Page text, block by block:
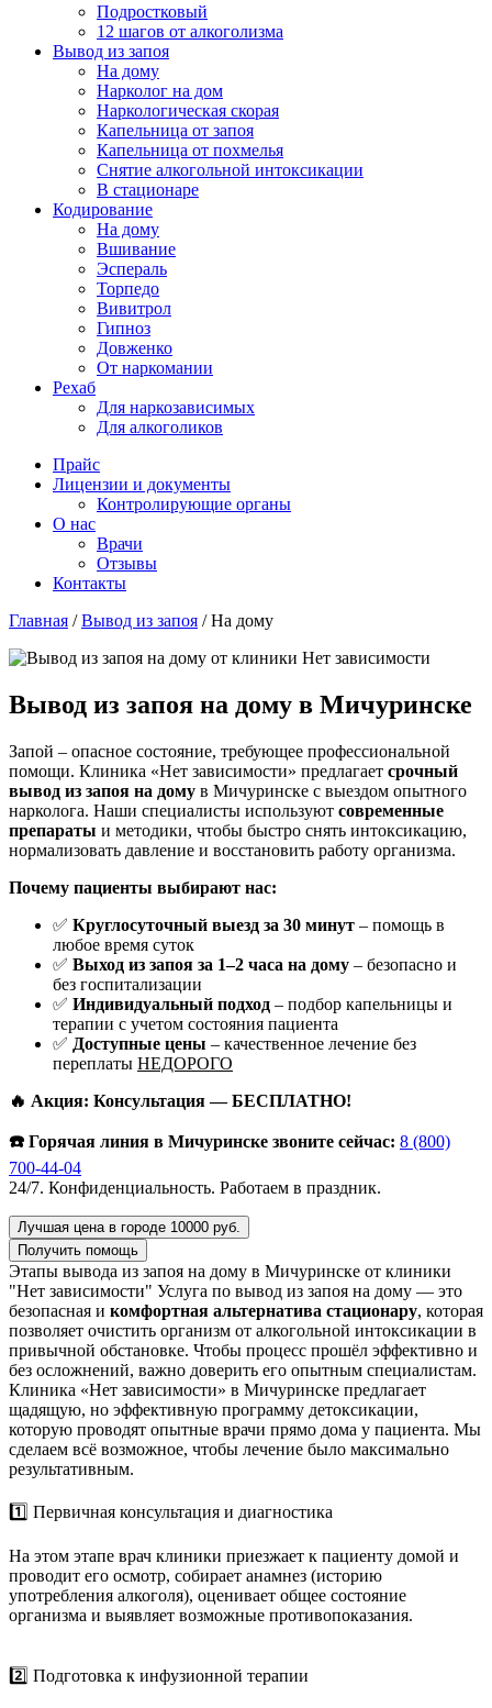
Подростковый
12 шагов от алкоголизма
Вывод из запоя
На дому
Нарколог на дом
Наркологическая скорая
Капельница от запоя
Капельница от похмелья
Снятие алкогольной интоксикации
В стационаре
Кодирование
На дому
Вшивание
Эспераль
Торпедо
Вивитрол
Гипноз
Довженко
От наркомании
Рехаб
Для наркозависимых
Для алкоголиков
Прайс
Лицензии и документы
Контролирующие органы
О нас
Врачи
Отзывы
Контакты
Главная /Вывод из запоя /На дому
Вывод из запоя на дому в Мичуринске
Запой – опасное состояние, требующее профессиональной
помощи. Клиника «Нет зависимости» предлагает срочный
вывод из запоя на дому в Мичуринске с выездом опытного
нарколога. Наши специалисты используют современные
препараты и методики, чтобы быстро снять интоксикацию,
нормализовать давление и восстановить работу организма.
Почему пациенты выбирают нас:
✅ Круглосуточный выезд за 30 минут – помощь в
любое время суток
✅ Выход из запоя за 1–2 часа на дому – безопасно и
без госпитализации
✅ Индивидуальный подход – подбор капельницы и
терапии с учетом состояния пациента
✅ Доступные цены – качественное лечение без
переплаты НЕДОРОГО
🔥 Акция: Консультация — БЕСПЛАТНО!
☎️ Горячая линия в Мичуринске звоните сейчас: 8 (800)
700-44-04
24/7. Конфиденциальность. Работаем в праздник.
Лучшая цена в городе 10000 руб.
Получить помощь
Этапы вывода из запоя на дому в Мичуринске от клиники
"Нет зависимости" Услуга по вывод из запоя на дому — это
безопасная и комфортная альтернатива стационару, которая
позволяет очистить организм от алкогольной интоксикации в
привычной обстановке. Чтобы процесс прошёл эффективно и
без осложнений, важно доверить его опытным специалистам.
Клиника «Нет зависимости» в Мичуринске предлагает
щадящую, но эффективную программу детоксикации,
которую проводят опытные врачи прямо дома у пациента. Мы
сделаем всё возможное, чтобы лечение было максимально
результативным.
1️⃣ Первичная консультация и диагностика
На этом этапе врач клиники приезжает к пациенту домой и
проводит его осмотр, собирает анамнез (историю
употребления алкоголя), оценивает общее состояние
организма и выявляет возможные противопоказания.
2️⃣ Подготовка к инфузионной терапии